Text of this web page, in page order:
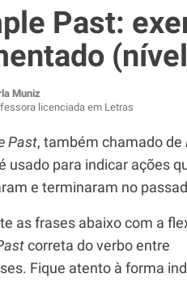
Corretor de Redação
Exercícios
Gerador Referências
Past:
Muniz
licenciada em Letras
Past, também chamado de
usado para indicar ações
e terminaram no
as frases abaixo com a
correta do verbo entre
Fique atento à forma